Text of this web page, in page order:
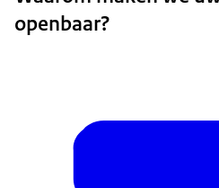
openbaar?